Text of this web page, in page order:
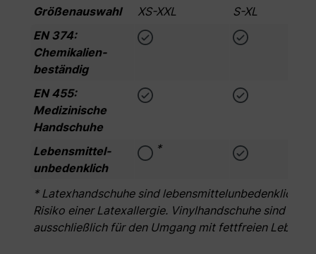
Größenauswahl
XS-XXL
S-XL
EN 374:
Chemikalien­
beständig
EN 455:
Medizinische
Handschuhe
Lebensmittel­
unbedenklich
*
* Latexhandschuhe sind lebensmittelunbedenklich.
Risiko einer Latexallergie. Vinylhandschuhe sind
ausschließlich für den Umgang mit fettfreien